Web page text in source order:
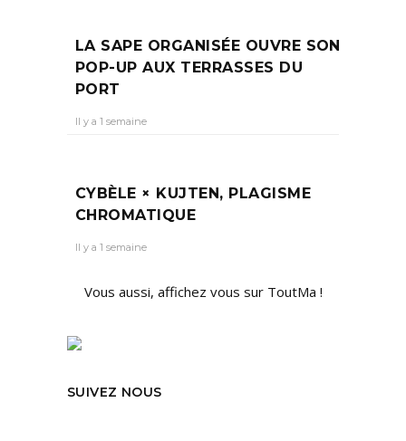
LA SAPE ORGANISÉE OUVRE SON
POP-UP AUX TERRASSES DU
PORT
Il y a 1 semaine
CYBÈLE × KUJTEN, PLAGISME
CHROMATIQUE
Il y a 1 semaine
Vous aussi, affichez vous sur ToutMa !
SUIVEZ NOUS